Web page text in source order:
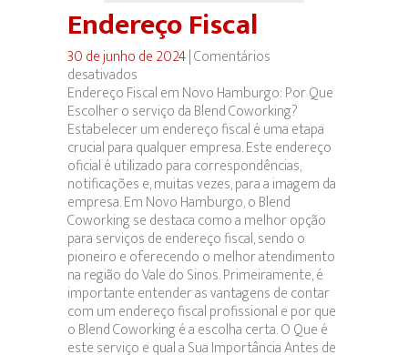
Endereço Fiscal
30 de junho de 2024|Comentários
desativados
Endereço
Fiscal
Endereço Fiscal em Novo Hamburgo: Por Que
Escolher o serviço da Blend Coworking?
Estabelecer um endereço fiscal é uma etapa
crucial para qualquer empresa. Este endereço
oficial é utilizado para correspondências,
notificações e, muitas vezes, para a imagem da
empresa. Em Novo Hamburgo, o Blend
Coworking se destaca como a melhor opção
para serviços de endereço fiscal, sendo o
pioneiro e oferecendo o melhor atendimento
na região do Vale do Sinos. Primeiramente, é
importante entender as vantagens de contar
com um endereço fiscal profissional e por que
o Blend Coworking é a escolha certa. O Que é
este serviço e qual a Sua Importância Antes de